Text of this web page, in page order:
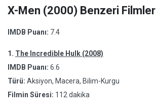
X-Men (2000) Benzeri Filmler
IMDB Puanı: 7.4
1. The Incredible Hulk (2008)
IMDB Puanı: 6.6
Türü: Aksiyon, Macera, Bilim-Kurgu
Filmin Süresi: 112 dakika